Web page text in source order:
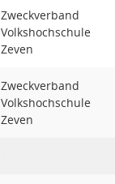
Zweckverband
Volkshochschule
Zeven
Zweckverband
Volkshochschule
Zeven